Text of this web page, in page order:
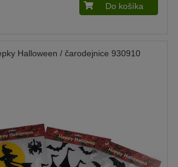
Do košíka
Halloween / čarodejnice 930910